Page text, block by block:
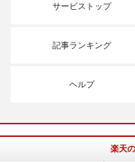
サービストップ
記事ランキング
ヘルプ
楽天